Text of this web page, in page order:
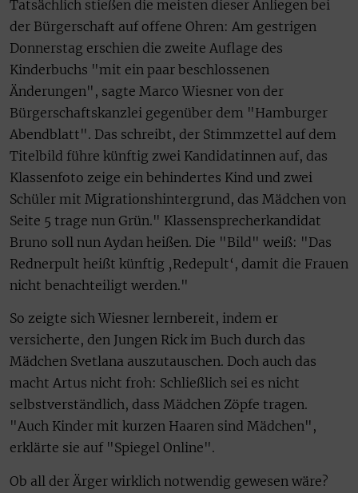
Tatsächlich stießen die meisten dieser Anliegen bei
der Bürgerschaft auf offene Ohren: Am gestrigen
Donnerstag erschien die zweite Auflage des
Kinderbuchs "mit ein paar beschlossenen
Änderungen", sagte Marco Wiesner von der
Bürgerschaftskanzlei gegenüber dem "Hamburger
Abendblatt". Das schreibt, der Stimmzettel auf dem
Titelbild führe künftig zwei Kandidatinnen auf, das
Klassenfoto zeige ein behindertes Kind und zwei
Schüler mit Migrationshintergrund, das Mädchen von
Seite 5 trage nun Grün." Klassensprecherkandidat
Bruno soll nun Aydan heißen. Die "Bild" weiß: "Das
Rednerpult heißt künftig ‚Redepult‘, damit die Frauen
nicht benachteiligt werden."
So zeigte sich Wiesner lernbereit, indem er
versicherte, den Jungen Rick im Buch durch das
Mädchen Svetlana auszutauschen. Doch auch das
macht Artus nicht froh: Schließlich sei es nicht
selbstverständlich, dass Mädchen Zöpfe tragen.
"Auch Kinder mit kurzen Haaren sind Mädchen",
erklärte sie auf "Spiegel Online".
Ob all der Ärger wirklich notwendig gewesen wäre?